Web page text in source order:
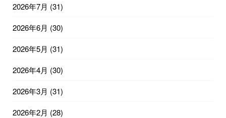
2026年7月 (31)
2026年6月 (30)
2026年5月 (31)
2026年4月 (30)
2026年3月 (31)
2026年2月 (28)